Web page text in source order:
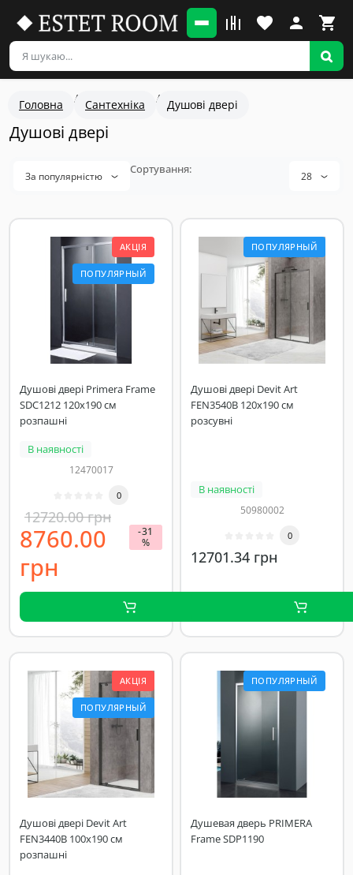
Головна Сантехніка Душові двері
Душові двері
За популярністю 28
АКЦІЯ
ПОПУЛЯРНЫЙ
Душові двері Primera Frame
SDC1212 120х190 см
розпашні
В наявності
12470017
0
12720.00 грн
-31
%
8760.00
грн
ПОПУЛЯРНЫЙ
Душові двері Devit Art
FEN3540B 120х190 см
розсувні
В наявності
50980002
0
12701.34 грн
АКЦІЯ
ПОПУЛЯРНЫЙ
Душові двері Devit Art
FEN3440B 100х190 см
розпашні
ПОПУЛЯРНЫЙ
Душевая дверь PRIMERA
Frame SDP1190